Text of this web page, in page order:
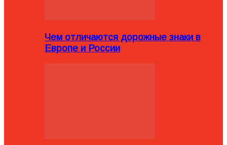
Чем отличаются дорожные знаки в
Европе и России